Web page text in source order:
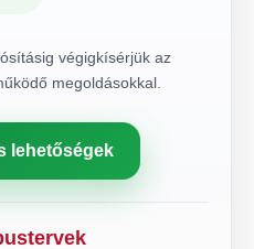
végigkísérjük az
megoldásokkal.
lehetőségek